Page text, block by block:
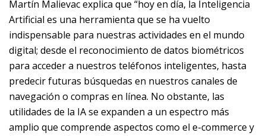
Martín Malievac explica que “hoy en día, la Inteligencia
Artificial es una herramienta que se ha vuelto
indispensable para nuestras actividades en el mundo
digital; desde el reconocimiento de datos biométricos
para acceder a nuestros teléfonos inteligentes, hasta
predecir futuras búsquedas en nuestros canales de
navegación o compras en línea. No obstante, las
utilidades de la IA se expanden a un espectro más
amplio que comprende aspectos como el e-commerce y